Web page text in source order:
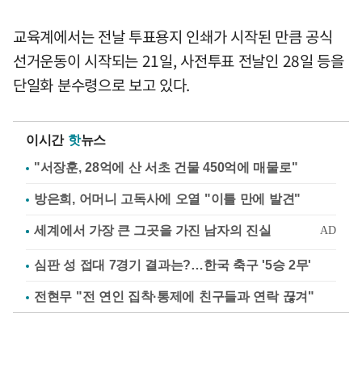
교육계에서는 전날 투표용지 인쇄가 시작된 만큼 공식
선거운동이 시작되는 21일, 사전투표 전날인 28일 등을
단일화 분수령으로 보고 있다.
이시간 핫뉴스
"서장훈, 28억에 산 서초 건물 450억에 매물로"
방은희, 어머니 고독사에 오열 "이틀 만에 발견"
심판 성 접대 7경기 결과는?…한국 축구 '5승 2무'
전현무 "전 연인 집착·통제에 친구들과 연락 끊겨"